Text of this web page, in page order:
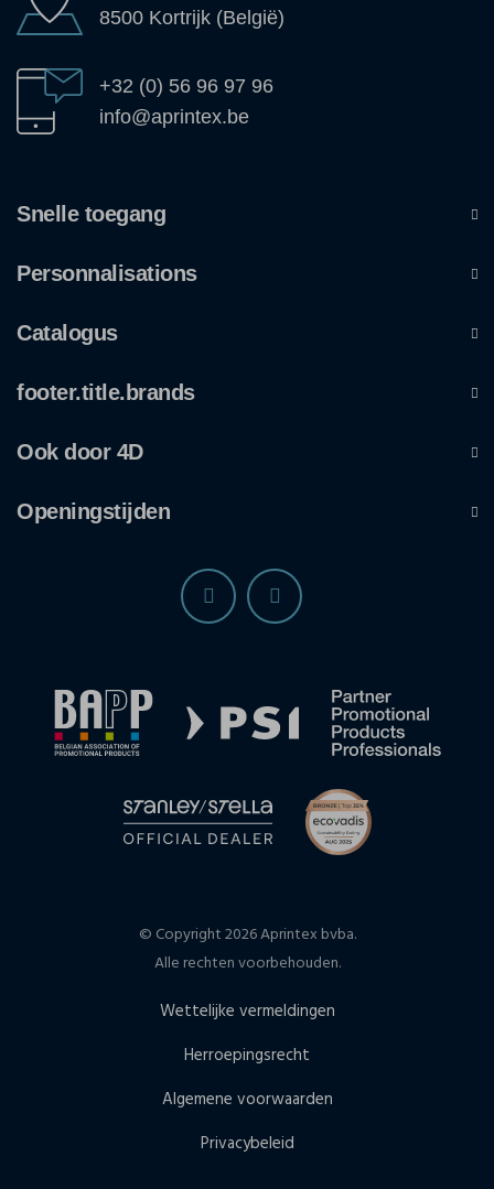
8500 Kortrijk (België)
+32 (0) 56 96 97 96
info@aprintex.be
Snelle toegang
Personnalisations
Catalogus
footer.title.brands
Ook door 4D
Openingstijden
© Copyright 2026 Aprintex bvba.
Alle rechten voorbehouden.
Wettelijke vermeldingen
Herroepingsrecht
Algemene voorwaarden
Privacybeleid